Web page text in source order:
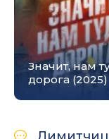
Значит, нам
дорога (2025)